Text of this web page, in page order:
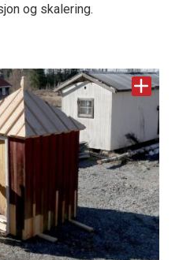
og skalering.